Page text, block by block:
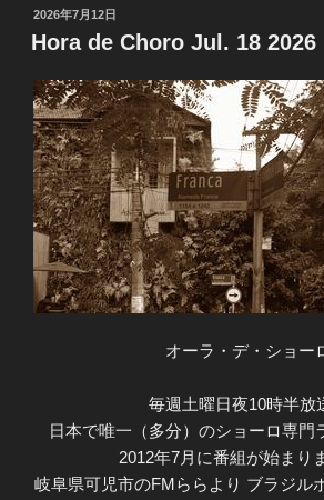
投
稿
日:
2026年7月12日
Hora de Choro Jul. 18 2026
オーラ・デ・ショー
毎週土曜日夜10時半放
日本で唯一（多分）のショーロ専門
2012年7月に番組が始まり
岐阜県可児市のFMららより ブラジル